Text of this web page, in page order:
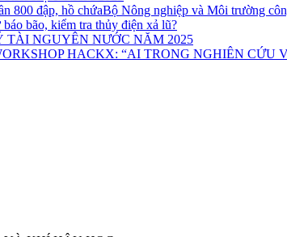
Bộ Nông nghiệp và Môi trường
bão, kiểm tra thủy điện xả lũ?
NGUYÊN NƯỚC NĂM 2025
HACKX: “AI TRONG NGHIÊN CỨU